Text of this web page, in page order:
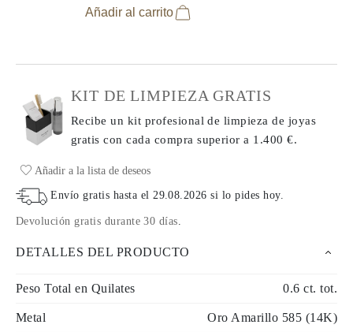
Añadir al carrito
KIT DE LIMPIEZA GRATIS
Recibe un kit profesional de limpieza de joyas
gratis con cada comprasuperior a 1.400 €.
Añadir a la lista de deseos
Envío gratis hasta el 29.08.2026 si lo pides hoy.
Devolución gratis durante 30 días
DETALLES DEL PRODUCTO
Peso Total en Quilates 0.6 ct. tot.
Metal Oro Amarillo 585 (14K)